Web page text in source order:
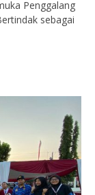
Penggalang
sebagai